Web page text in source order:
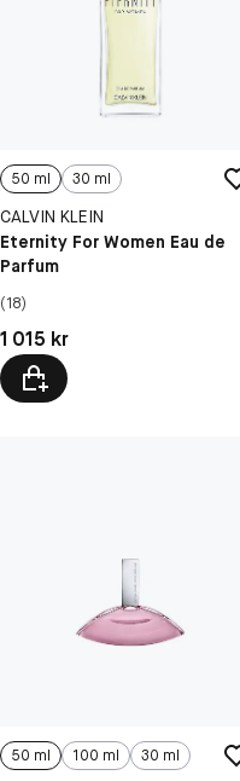
50 ml 30 ml
CALVIN KLEIN
Eternity For Women Eau de
Parfum
(18)
Pris: 1 015 kr
1 015 kr
50 ml 100 ml 30 ml